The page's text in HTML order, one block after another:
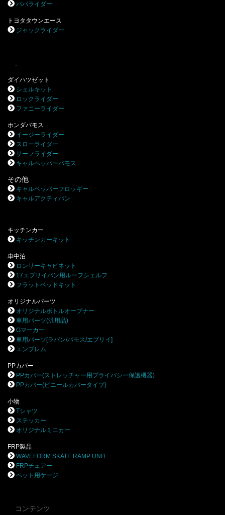
パパライダー
トヨタタウンエース
ジャックライダー
ダイハツゼット
シェルキット
ロックライダー
ファニーライダー
ホンダバモス
イージーライダー
スローライダー
サーフライダー
キャルペッパーバモス
その他
キャルペッパーフロッギー
キャルアクティバン
キッチンカー
キッチンカーキット
車中泊
ロンリーキャビネット
17エブリイバン用ルーフシェルフ
フラットベッドキット
オリジナルパーツ
オリジナルボトルオープナー
車用パーツ(汎用品)
Gマーカー
車用パーツ[ラパン/バモス/エブリイ]
エンブレム
PPカバー
PPカバー(ストレッチャー用プライバシー保護機器)
PPカバー(ビニールカバータイプ)
小物
Tシャツ
ステッカー
オリジナルミニカー
FRP製品
WAVEFORM SKATE RAMP UNIT
FRPチェアー
ペット用ケージ
コンテンツ